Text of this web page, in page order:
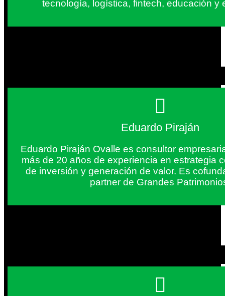
tecnología, logística, fintech, educación y
Eduardo Piraján
Eduardo Piraján Ovalle es consultor
más de 20 años de experiencia en estrategia
de inversión y generación de valor. Es
partner de Grandes